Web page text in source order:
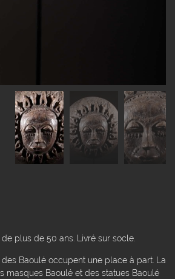
plus de 50 ans. Livré sur socle.
des Baoulé occupent une place à part. La
masques Baoulé et des statues Baoulé